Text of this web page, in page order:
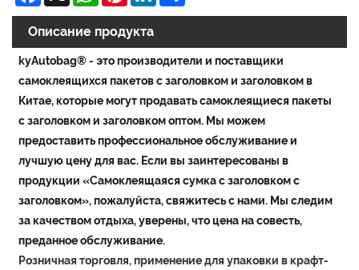
Описание продукта
kyAutobag® - это производители и поставщики
самоклеящихся пакетов с заголовком и заголовком в
Китае, которые могут продавать самоклеящиеся пакеты
с заголовком и заголовком оптом. Мы можем
предоставить профессиональное обслуживание и
лучшую цену для вас. Если вы заинтересованы в
продукции «Самоклеящаяся сумка с заголовком с
заголовком», пожалуйста, свяжитесь с нами. Мы следим
за качеством отдыха, уверены, что цена на совесть,
преданное обслуживание.
Розничная торговля, применение для упаковки в крафт-